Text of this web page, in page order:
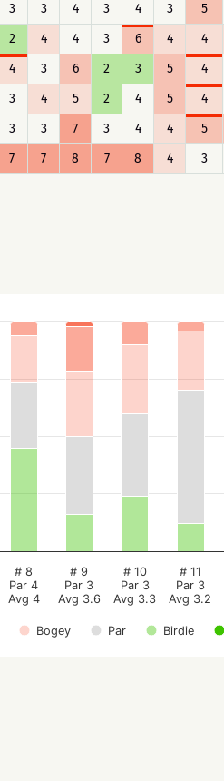
3 3 4 3 4 3 5
2 4 4 3 6 4 4
4 3 6 2 3 5 4
3 4 5 2 4 5 4
3 3 7 3 4 4 5
7 7 8 7 8 4 3
Bogey Par Birdie
# 8
Par 4
Avg 4
# 9
Par 3
Avg 3.6
# 10
Par 3
Avg 3.3
# 11
Par 3
Avg 3.2